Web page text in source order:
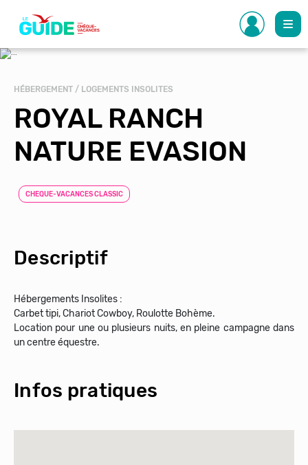
contenu
principal
HÉBERGEMENT / LOGEMENTS INSOLITES
ROYAL RANCH
NATURE EVASION
CHEQUE-VACANCES CLASSIC
Descriptif
Hébergements Insolites :
Carbet tipi, Chariot Cowboy, Roulotte Bohème.
Location pour une ou plusieurs nuits, en pleine campagne dans
un centre équestre.
Infos pratiques